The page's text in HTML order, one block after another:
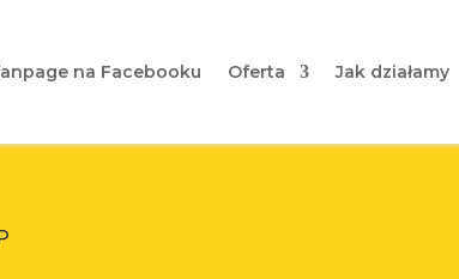
na Facebooku Oferta Jak działamy